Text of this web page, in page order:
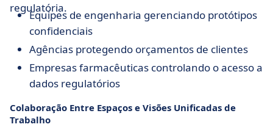
regulatória.
Equipes de engenharia gerenciando protótipos
confidenciais
Agências protegendo orçamentos de clientes
Empresas farmacêuticas controlando o acesso a
dados regulatórios
Colaboração Entre Espaços e Visões Unificadas de
Trabalho